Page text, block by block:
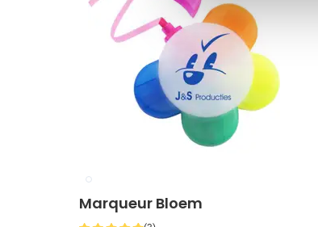
009
Marqueur Bloem